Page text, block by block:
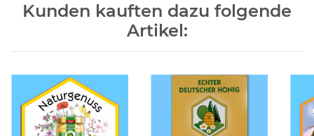
Kunden kauften dazu folgende
Artikel: